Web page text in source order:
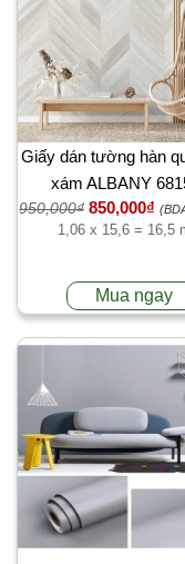
Giấy dán tường hàn
xám ALBANY
950,000₫ 850,000₫
1,06 x 15,6 = 16,5
Mua ngay